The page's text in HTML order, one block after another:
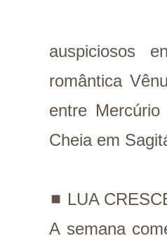
auspiciosos
romântica
entre
Cheia em
◼️ LUA
A semana